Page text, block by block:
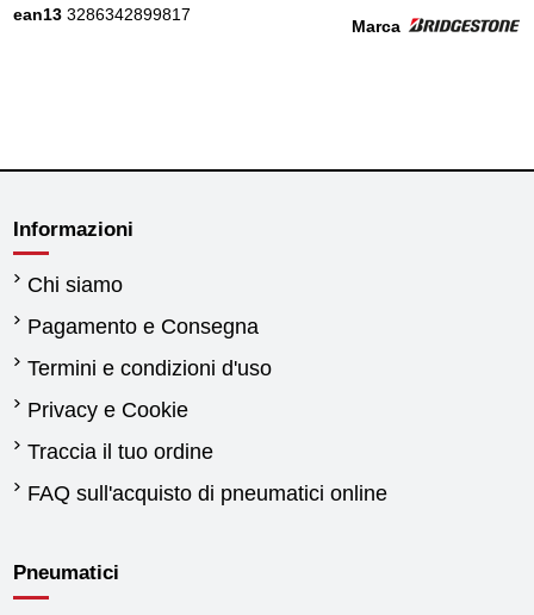
Marca
ean13 3286342899817
Informazioni
Chi siamo
Pagamento e Consegna
Termini e condizioni d'uso
Privacy e Cookie
Traccia il tuo ordine
FAQ sull'acquisto di pneumatici online
Pneumatici